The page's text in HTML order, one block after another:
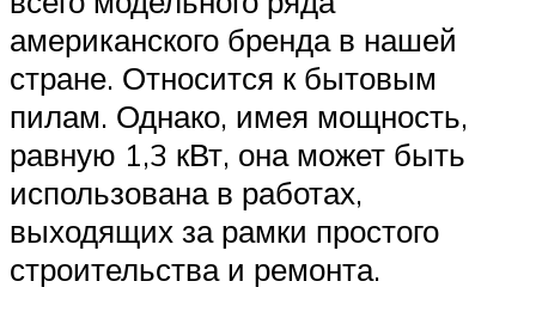
американского бренда в нашей
стране. Относится к бытовым
пилам. Однако, имея мощность,
равную 1,3 кВт, она может быть
использована в работах,
выходящих за рамки простого
строительства и ремонта.